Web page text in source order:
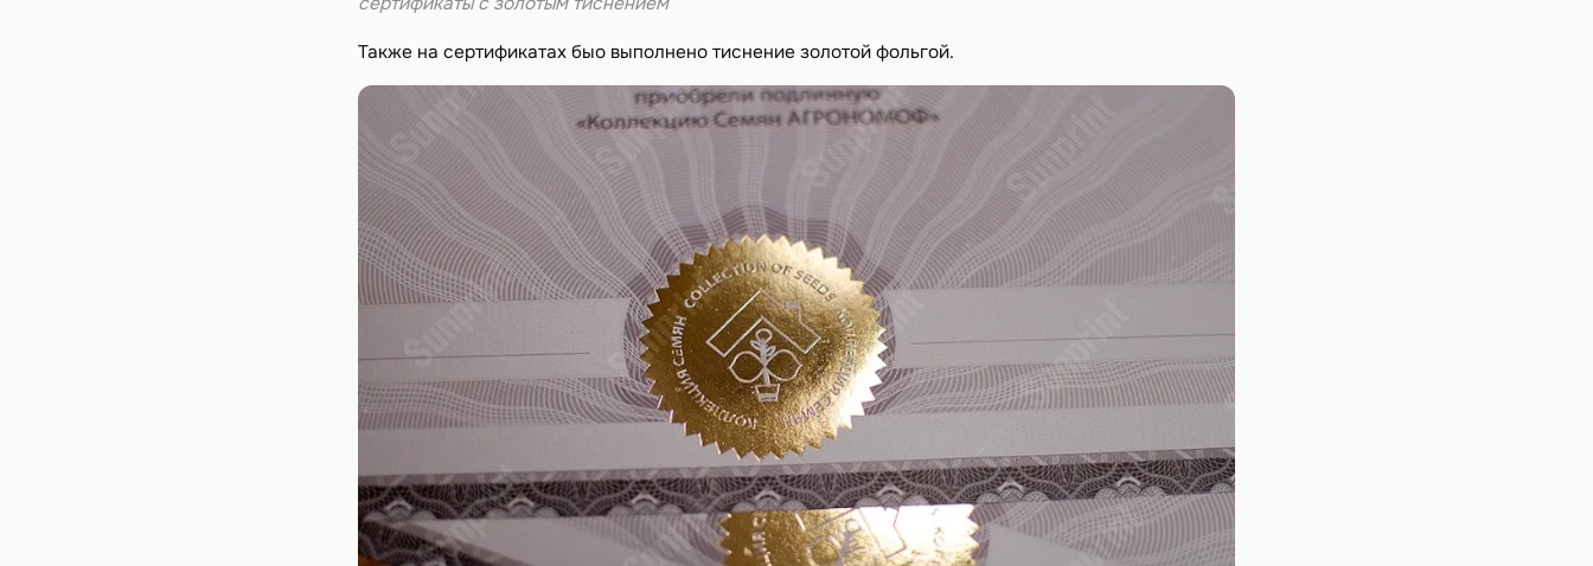
Также на сертификатах быо выполнено тиснение золотой фольгой.